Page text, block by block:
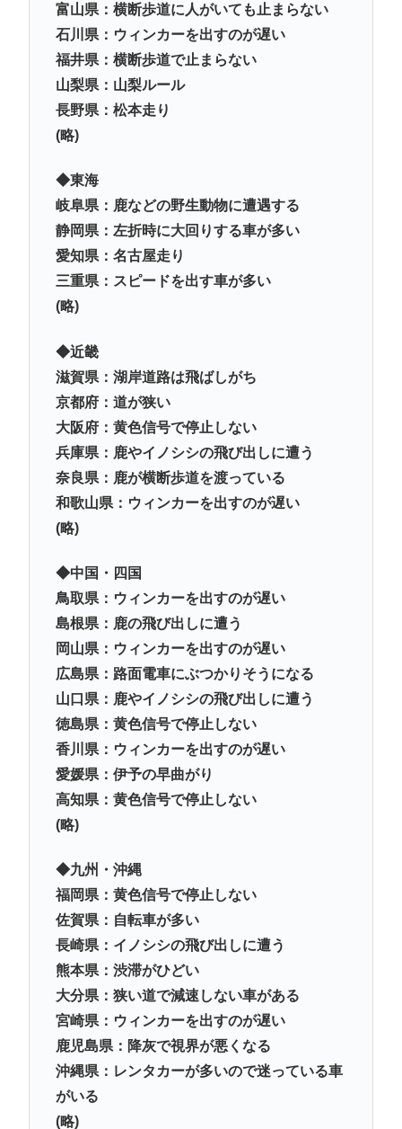
富山県：横断歩道に人がいても止まらない
石川県：ウィンカーを出すのが遅い
福井県：横断歩道で止まらない
山梨県：山梨ルール
長野県：松本走り
(略)
◆東海
岐阜県：鹿などの野生動物に遭遇する
静岡県：左折時に大回りする車が多い
愛知県：名古屋走り
三重県：スピードを出す車が多い
(略)
◆近畿
滋賀県：湖岸道路は飛ばしがち
京都府：道が狭い
大阪府：黄色信号で停止しない
兵庫県：鹿やイノシシの飛び出しに遭う
奈良県：鹿が横断歩道を渡っている
和歌山県：ウィンカーを出すのが遅い
(略)
◆中国・四国
鳥取県：ウィンカーを出すのが遅い
島根県：鹿の飛び出しに遭う
岡山県：ウィンカーを出すのが遅い
広島県：路面電車にぶつかりそうになる
山口県：鹿やイノシシの飛び出しに遭う
徳島県：黄色信号で停止しない
香川県：ウィンカーを出すのが遅い
愛媛県：伊予の早曲がり
高知県：黄色信号で停止しない
(略)
◆九州・沖縄
福岡県：黄色信号で停止しない
佐賀県：自転車が多い
長崎県：イノシシの飛び出しに遭う
熊本県：渋滞がひどい
大分県：狭い道で減速しない車がある
宮崎県：ウィンカーを出すのが遅い
鹿児島県：降灰で視界が悪くなる
沖縄県：レンタカーが多いので迷っている車
がいる
(略)